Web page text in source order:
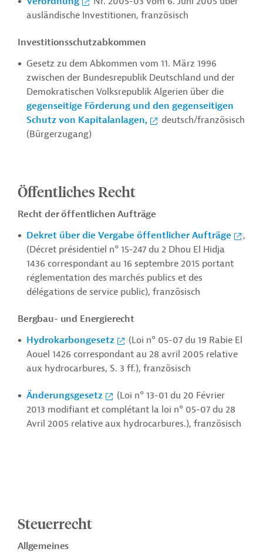
ausländische Investitionen, französisch
Investitionsschutzabkommen
Gesetz zu dem Abkommen vom 11. März 1996
zwischen der Bundesrepublik Deutschland und der
Demokratischen Volksrepublik Algerien über die
gegenseitige Förderung und den gegenseitigen
Schutz von Kapitalanlagen,
deutsch/französisch
(Bürgerzugang)
Öffentliches Recht
Recht der öffentlichen Aufträge
Dekret über die Vergabe öffentlicher Aufträge
,
(Décret présidentiel n° 15-247 du 2 Dhou El Hidja
1436 correspondant au 16 septembre 2015 portant
réglementation des marchés publics et des
délégations de service public), französisch
Bergbau- und Energierecht
Hydrokarbongesetz
(Loi n° 05-07 du 19 Rabie El
Aouel 1426 correspondant au 28 avril 2005 relative
aux hydrocarbures, S. 3 ff.), französisch
Änderungsgesetz
(Loi n° 13-01 du 20 Février
2013 modifiant et complétant la loi n° 05-07 du 28
Avril 2005 relative aux hydrocarbures.), französisch
Steuerrecht
Allgemeines